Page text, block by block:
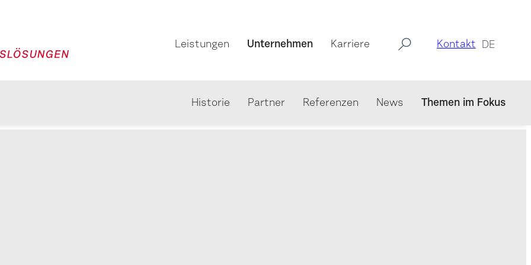
Leistungen Unternehmen Karriere Kontakt DE
Historie Partner Referenzen News Themen im Fokus